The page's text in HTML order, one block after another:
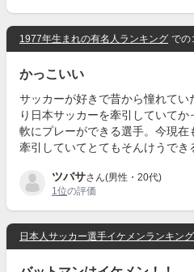
1977年生まれの有名人ランキング での
かっこいい
サッカーが好きで昔から憧れて
り日本サッカーを牽引していて
軟にプレーができる選手。今現
牽引していてとてもそんけうでき
ツバサさん(男性・20代)
1位の評価
日本人サッカー選手イケメンランキング